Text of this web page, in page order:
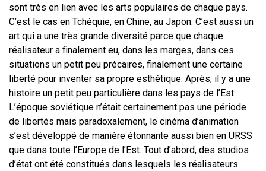
sont très en lien avec les arts populaires de chaque pays.
C’est le cas en Tchéquie, en Chine, au Japon. C’est aussi un
art qui a une très grande diversité parce que chaque
réalisateur a finalement eu, dans les marges, dans ces
situations un petit peu précaires, finalement une certaine
liberté pour inventer sa propre esthétique. Après, il y a une
histoire un petit peu particulière dans les pays de l’Est.
L’époque soviétique n’était certainement pas une période
de libertés mais paradoxalement, le cinéma d’animation
s’est développé de manière étonnante aussi bien en URSS
que dans toute l’Europe de l’Est. Tout d’abord, des studios
d’état ont été constitués dans lesquels les réalisateurs